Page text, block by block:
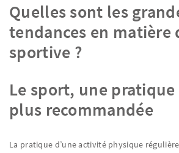
Quelles sont les
tendances en matière
sportive ?
Le sport, une
plus recommandée
La pratique d’une activité physique